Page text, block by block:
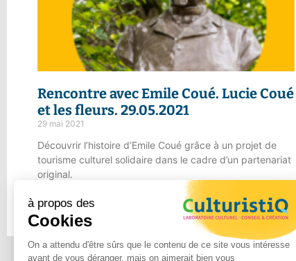
Rencontre avec Emile Coué. Lucie Coué
et les fleurs. 29.05.2021
29 mai 2021
Découvrir l’histoire d’Emile Coué grâce à un projet de
tourisme culturel solidaire dans le cadre d’un partenariat
original.
Lire la suite
à propos des
Cookies
On a attendu d'être sûrs que le contenu de ce site vous intéresse
avant de vous déranger, mais on aimerait bien vous